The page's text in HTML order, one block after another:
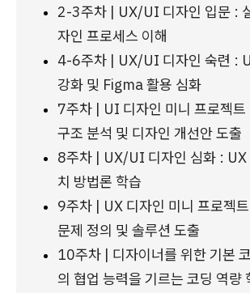
2-3주차 | UX/UI 디자인 입문 :
자인 프로세스 이해
4-6주차 | UX/UI 디자인 숙련 :
강화 및 Figma 활용 심화
7주차 | UI 디자인 미니 프로젝
구조 분석 및 디자인 개선안 도출
8주차 | UX/UI 디자인 심화 : UX
치 방법론 학습
9주차 | UX 디자인 미니 프로젝
문제 정의 및 솔루션 도출
10주차 | 디자이너를 위한 기본
의 협업 능력을 기르는 코딩 역량